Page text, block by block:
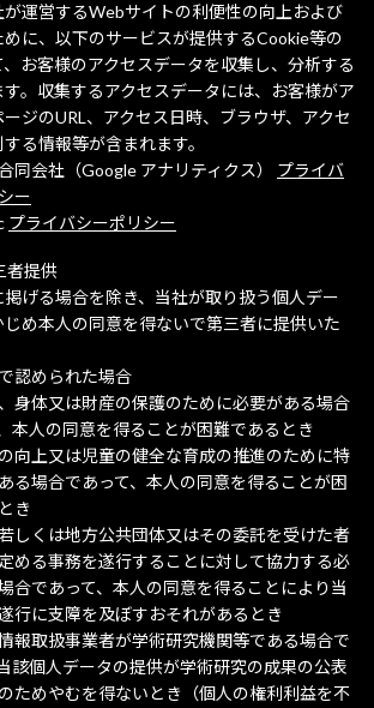
が運営するWebサイトの利便性の向上および
に、以下のサービスが提供するCookie等の
お客様のアクセスデータを収集し、分析する
す。収集するアクセスデータには、お客様がア
ジのURL、アクセス日時、ブラウザ、アクセ
る情報等が含まれます。
同会社（Google アナリティクス） プライバ
ー
プライバシーポリシー
者提供
げる場合を除き、当社が取り扱う個人デー
じめ本人の同意を得ないで第三者に提供いた
認められた場合
身体又は財産の保護のために必要がある場合
本人の同意を得ることが困難であるとき
向上又は児童の健全な育成の推進のために特
る場合であって、本人の同意を得ることが困
き
しくは地方公共団体又はその委託を受けた者
める事務を遂行することに対して協力する必
合であって、本人の同意を得ることにより当
行に支障を及ぼすおそれがあるとき
報取扱事業者が学術研究機関等である場合で
該個人データの提供が学術研究の成果の公表
ためやむを得ないとき（個人の権利利益を不